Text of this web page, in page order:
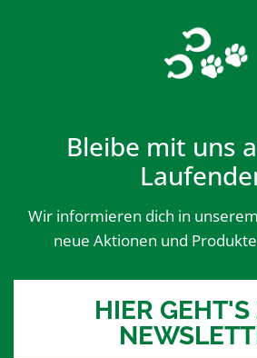
Bleibe mit uns
Wir informieren dich in
neue Aktionen und
HIER